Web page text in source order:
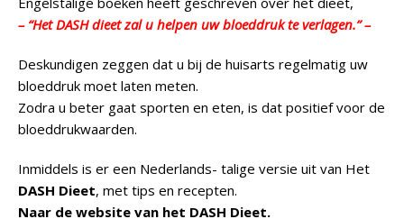
– “Het DASH dieet zal u helpen uw bloeddruk te verlagen.” –
Deskundigen zeggen dat u bij de huisarts regelmatig uw
bloeddruk moet laten meten.
Zodra u beter gaat sporten en eten, is dat positief voor de
bloeddrukwaarden.
Inmiddels is er een Nederlands- talige versie uit van Het
DASH Dieet, met tips en recepten.
Naar de website van het DASH Dieet.